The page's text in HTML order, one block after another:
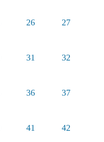
26 27
31 32
36 37
41 42